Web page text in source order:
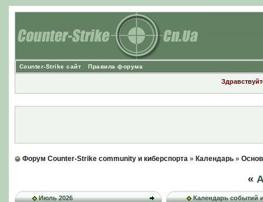
Counter-Strike сайт Правила форума
Форум Counter-Strike community и киберспорта» Календарь»
«
Июль 2026 Календарь событий